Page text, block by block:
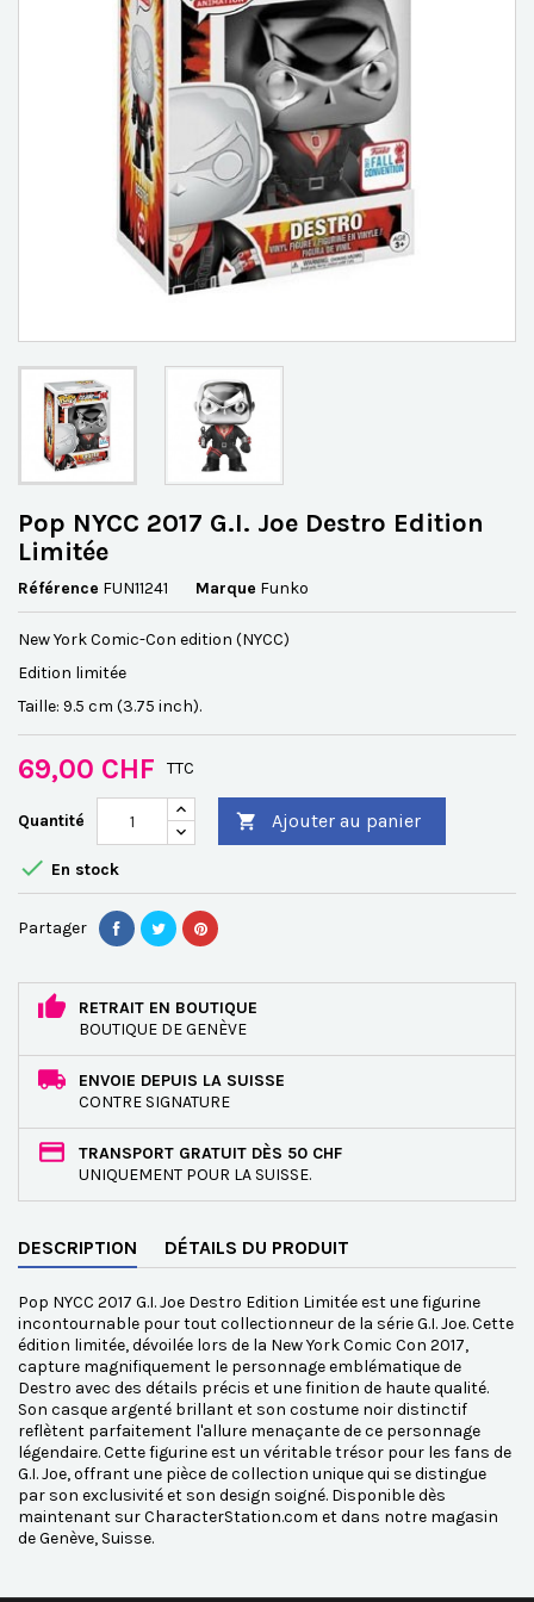
Pop NYCC 2017 G.I. Joe Destro Edition
Limitée
Référence FUN11241 Marque Funko
New York Comic-Con edition (NYCC)
Edition limitée
Taille: 9.5 cm (3.75 inch).
69,00 CHF TTC
Quantité  Ajouter au panier
 En stock
Partager
RETRAIT EN BOUTIQUE
BOUTIQUE DE GENÈVE
ENVOIE DEPUIS LA SUISSE
CONTRE SIGNATURE
TRANSPORT GRATUIT DÈS 50 CHF
UNIQUEMENT POUR LA SUISSE.
DESCRIPTION DÉTAILS DU PRODUIT
Pop NYCC 2017 G.I. Joe Destro Edition Limitée est une figurine
incontournable pour tout collectionneur de la série G.I. Joe. Cette
édition limitée, dévoilée lors de la New York Comic Con 2017,
capture magnifiquement le personnage emblématique de
Destro avec des détails précis et une finition de haute qualité.
Son casque argenté brillant et son costume noir distinctif
reflètent parfaitement l'allure menaçante de ce personnage
légendaire. Cette figurine est un véritable trésor pour les fans de
G.I. Joe, offrant une pièce de collection unique qui se distingue
par son exclusivité et son design soigné. Disponible dès
maintenant sur CharacterStation.com et dans notre magasin
de Genève, Suisse.